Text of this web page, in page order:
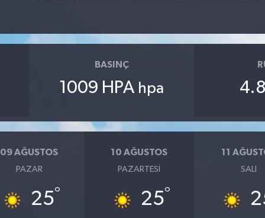
BASINÇ
1009 HPA hpa
09 AĞUSTOS
PAZAR
25°
10 AĞUSTOS
PAZARTESI
25°
11
SALI